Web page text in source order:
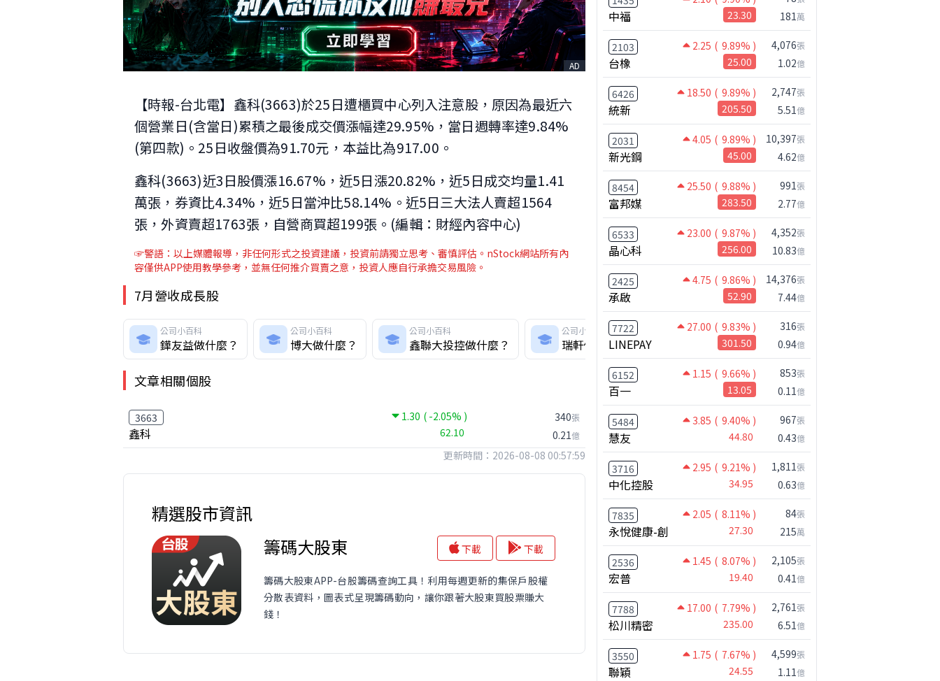
AD
【時報-台北電】鑫科(3663)於25日遭櫃買中心列入注意股，原因為最近六
個營業日(含當日)累積之最後成交價漲幅達29.95%，當日週轉率達9.84%
(第四款)。25日收盤價為91.70元，本益比為917.00。
鑫科(3663)近3日股價漲16.67%，近5日漲20.82%，近5日成交均量1.41
萬張，券資比4.34%，近5日當沖比58.14%。近5日三大法人賣超1564
張，外資賣超1763張，自營商買超199張。(編輯：財經內容中心)
☞警語：以上媒體報導，非任何形式之投資建議，投資前請獨立思考、審慎評估。nStock網站所有內
容僅供APP使用教學參考，並無任何推介買賣之意，投資人應自行承擔交易風險。
7月營收成長股
公司小百科
鏵友益做什麼？
公司小百科
博大做什麼？
公司小百科
鑫聯大投控做什麼？
公司小百科
瑞軒做什麼？
公司小百科
達輝光電做什麼？
文章相關個股
3663 1.30 ( -2.05% )
鑫科 62.10
340張
0.21億
更新時間：2026-08-08 00:57:59
精選股市資訊
籌碼大股東
下載 下載
籌碼大股東APP-台股籌碼查詢工具！利用每週更新的集保戶股權
分散表資料，圖表式呈現籌碼動向，讓你跟著大股東買股票賺大
錢！
中福 23.30 181萬
2103 2.25 ( 9.89% )
台橡 25.00
4,076張
1.02億
6426 18.50 ( 9.89% )
統新 205.50
2,747張
5.51億
2031 4.05 ( 9.89% )
新光鋼 45.00
10,397張
4.62億
8454 25.50 ( 9.88% )
富邦媒 283.50
991張
2.77億
6533 23.00 ( 9.87% )
晶心科 256.00
4,352張
10.83億
2425 4.75 ( 9.86% )
承啟 52.90
14,376張
7.44億
7722 27.00 ( 9.83% )
LINEPAY 301.50
316張
0.94億
6152 1.15 ( 9.66% )
百一 13.05
853張
0.11億
5484 3.85 ( 9.40% )
慧友 44.80
967張
0.43億
3716 2.95 ( 9.21% )
中化控股 34.95
1,811張
0.63億
7835 2.05 ( 8.11% )
永悅健康-創 27.30
84張
215萬
2536 1.45 ( 8.07% )
宏普 19.40
2,105張
0.41億
7788 17.00 ( 7.79% )
松川精密 235.00
2,761張
6.51億
3550 1.75 ( 7.67% )
聯穎 24.55
4,599張
1.11億